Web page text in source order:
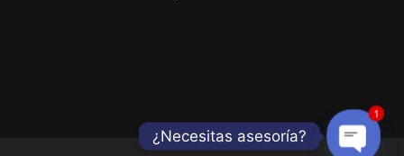
¿Necesitas asesoría?
1